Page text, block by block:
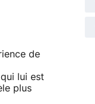
de
lui est
plus